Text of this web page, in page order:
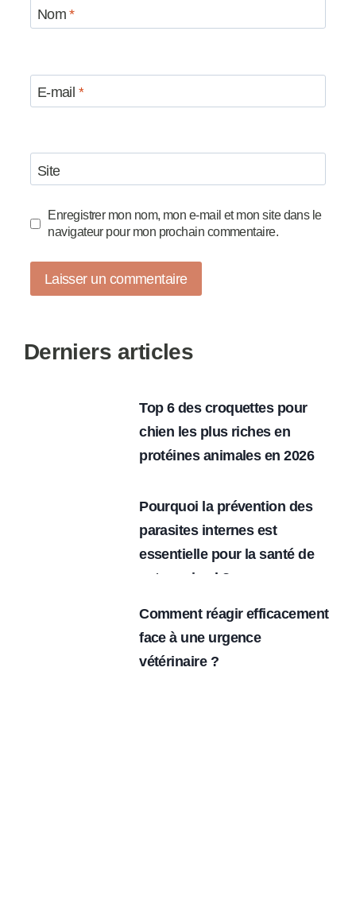
Nom*
E-mail *
Site
Enregistrer mon nom, mon e-mail et mon site dans le
navigateur pour mon prochain commentaire.
Derniers articles
Top 6 des croquettes pour
chien les plus riches en
protéines animales en 2026
Pourquoi la prévention des
parasites internes est
essentielle pour la santé de
votre animal ?
Comment réagir efficacement
face à une urgence
vétérinaire ?